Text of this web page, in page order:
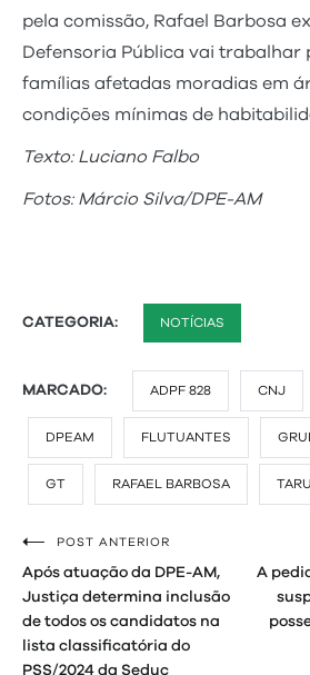
pela comissão, Rafael Barbosa
Defensoria Pública vai trabalhar
famílias afetadas moradias em
condições mínimas de
Texto: Luciano Falbo
Fotos: Márcio Silva/DPE-AM
CATEGORIA: NOTÍCIAS
MARCADO: ADPF 828 CNJ
DPEAM FLUTUANTES
GT RAFAEL BARBOSA
Navegação
de
Post
POST ANTERIOR
Após atuação da DPE-AM,
Justiça determina inclusão
de todos os candidatos na
lista classificatória do
PSS/2024 da Seduc
A